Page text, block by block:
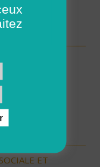
ET